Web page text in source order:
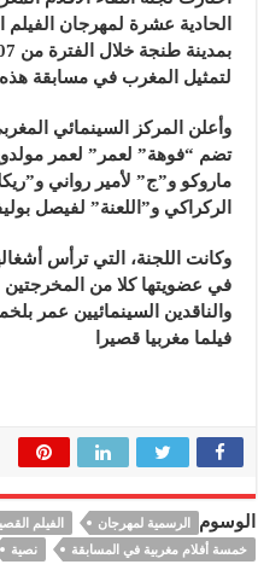
الحادية عشرة لمهرجان
لتمثيل المغرب في مسابقة هذه
وأعلن المركز السينمائي
تضم “فوهة” لعمر” لعمر
ماروكو و”ج” لأمير رواني
الركراكي و”اللعنة” لفيصل
وكانت اللجنة، التي ترأس
في عضويتها كلا من
فيلما مغربيا قصيرا
الوسوم الرسمية لمهرجان الفيلم
خمسة أفلام مغربية في المسابقة
نصية